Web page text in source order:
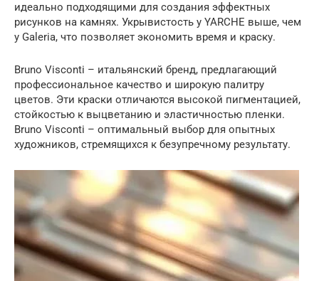
идеально подходящими для создания эффектных
рисунков на камнях. Укрывистость у YARCHE выше, чем
у Galeria, что позволяет экономить время и краску.
Bruno Visconti – итальянский бренд, предлагающий
профессиональное качество и широкую палитру
цветов. Эти краски отличаются высокой пигментацией,
стойкостью к выцветанию и эластичностью пленки.
Bruno Visconti – оптимальный выбор для опытных
художников, стремящихся к безупречному результату.